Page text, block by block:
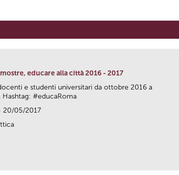
educare alla città 2016 - 2017
e studenti universitari da ottobre 2016 a
Hashtag: #educaRoma
20/05/2017